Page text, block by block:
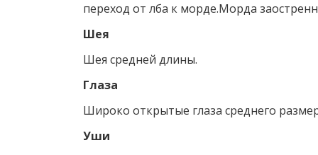
переход от лба к морде.Морда
Шея
Шея средней длины.
Глаза
Широко открытые глаза среднего
Уши